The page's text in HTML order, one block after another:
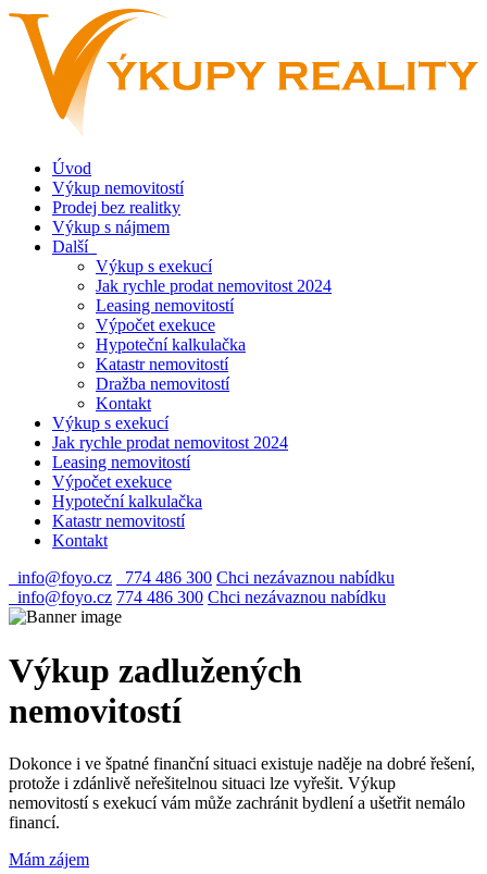
Úvod
Výkup nemovitostí
Prodej bez realitky
Výkup s nájmem
Další
Výkup s exekucí
Jak rychle prodat nemovitost 2024
Leasing nemovitostí
Výpočet exekuce
Hypoteční kalkulačka
Katastr nemovitostí
Dražba nemovitostí
Kontakt
Výkup s exekucí
Jak rychle prodat nemovitost 2024
Leasing nemovitostí
Výpočet exekuce
Hypoteční kalkulačka
Katastr nemovitostí
Kontakt
info@foyo.cz
774 486 300 Chci nezávaznou nabídku
info@foyo.cz 774 486 300 Chci nezávaznou nabídku
Výkup zadlužených
nemovitostí
Dokonce i ve špatné finanční situaci existuje naděje na dobré řešení,
protože i zdánlivě neřešitelnou situaci lze vyřešit. Výkup
nemovitostí s exekucí vám může zachránit bydlení a ušetřit nemálo
financí.
Mám zájem